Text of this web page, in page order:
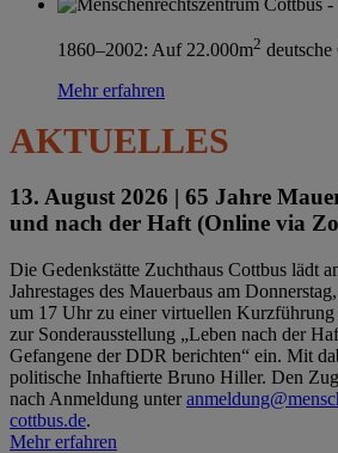
1860–2002: Auf 22.000m2 deutsche
Mehr erfahren
AKTUELLES
13. August 2026 | 65 Jahre
und nach der Haft (Online via
Die Gedenkstätte Zuchthaus Cottbus lädt
Jahrestages des Mauerbaus am
um 17 Uhr zu einer virtuellen Kurzführung
zur Sonderausstellung „Leben nach der
Gefangene der DDR berichten“ ein. Mit
politische Inhaftierte Bruno Hiller. Den
nach Anmeldung unter
cottbus.de.
Mehr erfahren